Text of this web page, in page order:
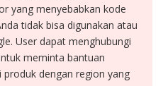
yang menyebabkan kode
tidak bisa digunakan atau
User dapat menghubungi
meminta bantuan
produk dengan region yang